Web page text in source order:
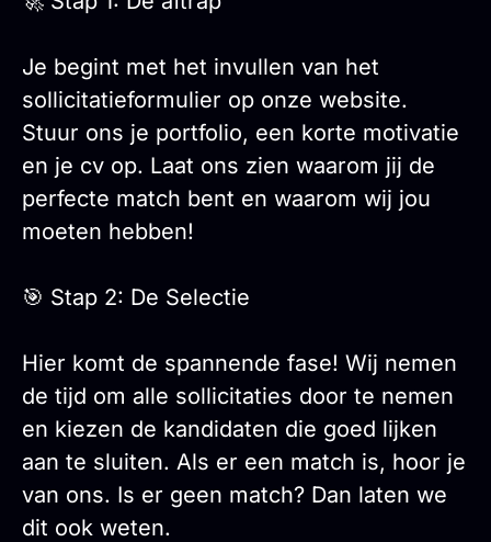
Je begint met het invullen van het
sollicitatieformulier op onze website.
Stuur ons je portfolio, een korte motivatie
en je cv op. Laat ons zien waarom jij de
perfecte match bent en waarom wij jou
moeten hebben!
🎯 Stap 2: De Selectie
Hier komt de spannende fase! Wij nemen
de tijd om alle sollicitaties door te nemen
en kiezen de kandidaten die goed lijken
aan te sluiten. Als er een match is, hoor je
van ons. Is er geen match? Dan laten we
dit ook weten.